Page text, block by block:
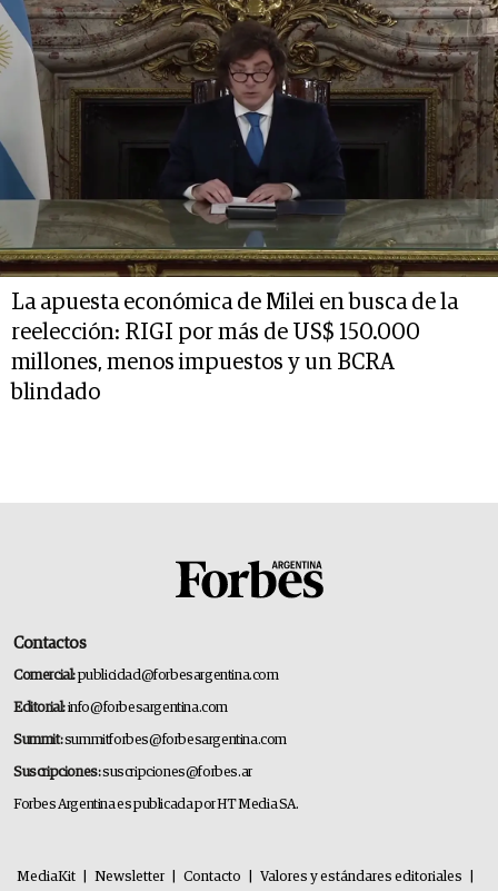
La apuesta económica de Milei en busca de la
reelección: RIGI por más de US$ 150.000
millones, menos impuestos y un BCRA
blindado
Contactos
Comercial:publicidad@forbesargentina.com
Editorial:info@forbesargentina.com
Summit:summitforbes@forbesargentina.com
Suscripciones:suscripciones@forbes.ar
Forbes Argentina es publicada por HT Media SA.
MediaKit Newsletter Contacto Valores y estándares editoriales